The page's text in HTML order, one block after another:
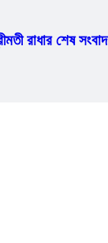
রাধার শেষ সংবাদ